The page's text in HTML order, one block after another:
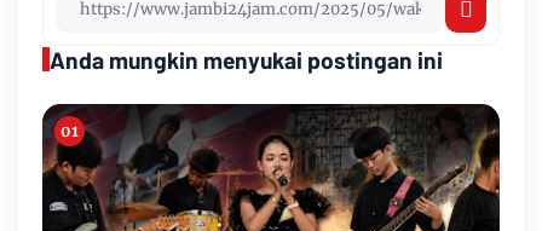
Anda mungkin menyukai postingan ini